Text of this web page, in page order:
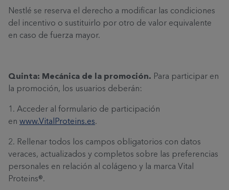
Nestlé se reserva el derecho a modificar las condiciones
del incentivo o sustituirlo por otro de valor equivalente
en caso de fuerza mayor.
Quinta: Mecánica de la promoción. Para participar en
la promoción, los usuarios deberán:
1. Acceder al formulario de participación
en www.VitalProteins.es.
2. Rellenar todos los campos obligatorios con datos
veraces, actualizados y completos sobre las preferencias
personales en relación al colágeno y la marca Vital
Proteins®.